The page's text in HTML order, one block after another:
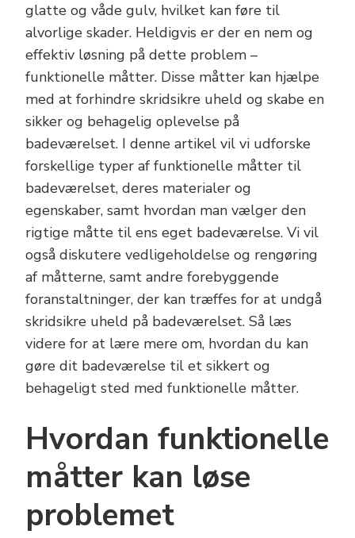
glatte og våde gulv, hvilket kan føre til
alvorlige skader. Heldigvis er der en nem og
effektiv løsning på dette problem –
funktionelle måtter. Disse måtter kan hjælpe
med at forhindre skridsikre uheld og skabe en
sikker og behagelig oplevelse på
badeværelset. I denne artikel vil vi udforske
forskellige typer af funktionelle måtter til
badeværelset, deres materialer og
egenskaber, samt hvordan man vælger den
rigtige måtte til ens eget badeværelse. Vi vil
også diskutere vedligeholdelse og rengøring
af måtterne, samt andre forebyggende
foranstaltninger, der kan træffes for at undgå
skridsikre uheld på badeværelset. Så læs
videre for at lære mere om, hvordan du kan
gøre dit badeværelse til et sikkert og
behageligt sted med funktionelle måtter.
Hvordan funktionelle
måtter kan løse
problemet